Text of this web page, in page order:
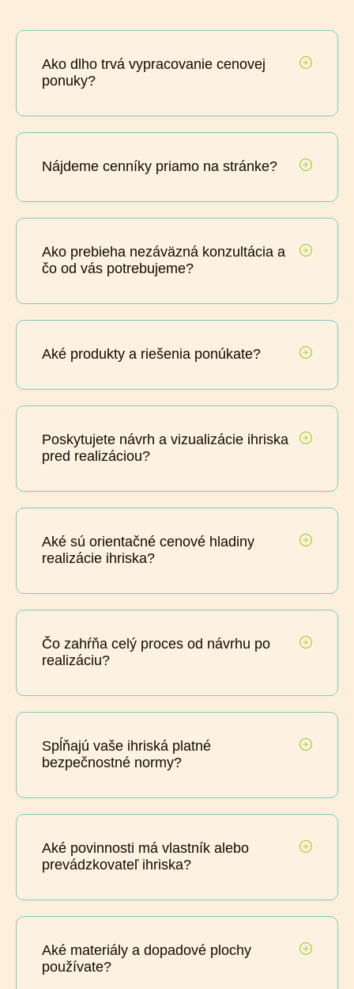
Ako dlho trvá vypracovanie cenovej
ponuky?
Nájdeme cenníky priamo na stránke?
Ako prebieha nezáväzná konzultácia a
čo od vás potrebujeme?
Aké produkty a riešenia ponúkate?
Poskytujete návrh a vizualizácie ihriska
pred realizáciou?
Aké sú orientačné cenové hladiny
realizácie ihriska?
Čo zahŕňa celý proces od návrhu po
realizáciu?
Spĺňajú vaše ihriská platné
bezpečnostné normy?
Aké povinnosti má vlastník alebo
prevádzkovateľ ihriska?
Aké materiály a dopadové plochy
používate?